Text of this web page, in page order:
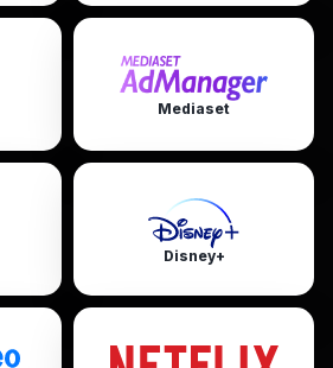
Mediaset
Disney+